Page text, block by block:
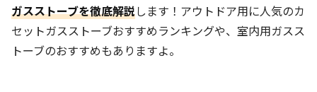
ガスストーブを徹底解説します！アウトドア用に人気のカ
セットガスストーブおすすめランキングや、室内用ガスス
トーブのおすすめもありますよ。